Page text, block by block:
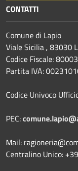
CONTATTI
Comune di Lapio
Viale Sicilia , 83030
Codice Fiscale:
Partita IVA:
Codice Univoco
PEC:
Mail:
Centralino Unico: